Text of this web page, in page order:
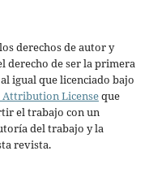
derechos de autor y
derecho de ser la primera
igual que licenciado bajo
Attribution Licenseque
el trabajo con un
del trabajo y la
revista.